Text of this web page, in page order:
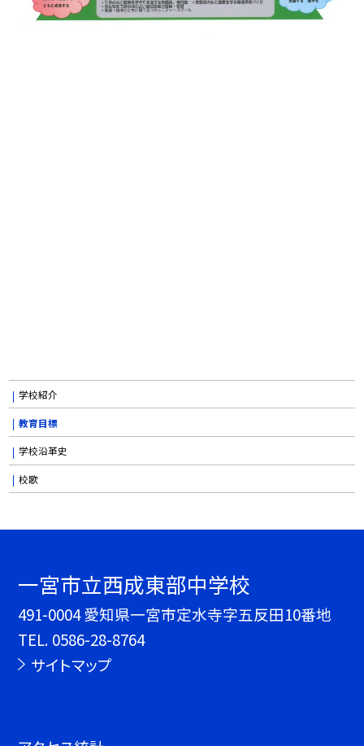
学校紹介
教育目標
学校沿革史
校歌
一宮市立西成東部中学校
491-0004 愛知県一宮市定水寺字五反田10番地
TEL. 0586-28-8764
サイトマップ